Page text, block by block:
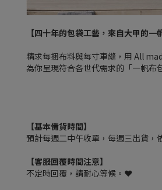
【四十年的包袋工藝，來自大甲的一
精求每捆布料與每寸車縫，用 All
為你呈現符合各世代需求的「一帆布
【基本備貨時間】
預計每週二中午收單，每週三出貨，
【客服回覆時間注意】
不定時回覆，請耐心等候。❤️